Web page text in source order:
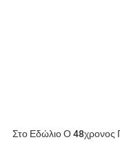
Στο Εδώλιο Ο 48χρονος